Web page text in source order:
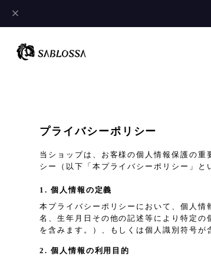
プライバシーポリシー
当ショップは、お客様の個人情報保護の
シー（以下「本プライバシーポリシー」と
1. 個人情報の定義
本プライバシーポリシーにおいて、個人
名、生年月日その他の記述等により特定
を含みます。）、もしくは個人識別符号が
2. 個人情報の利用目的